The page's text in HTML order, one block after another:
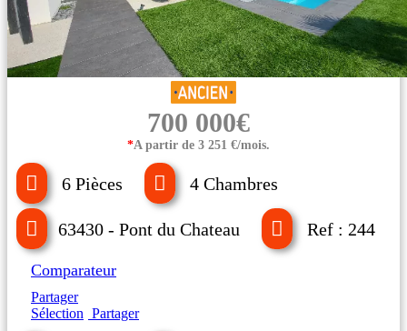
700 000€
*A partir de 3 251 €/mois.
6 Pièces 4 Chambres
63430 - Pont du Chateau Ref : 244
Comparateur
Partager
Sélection Partager